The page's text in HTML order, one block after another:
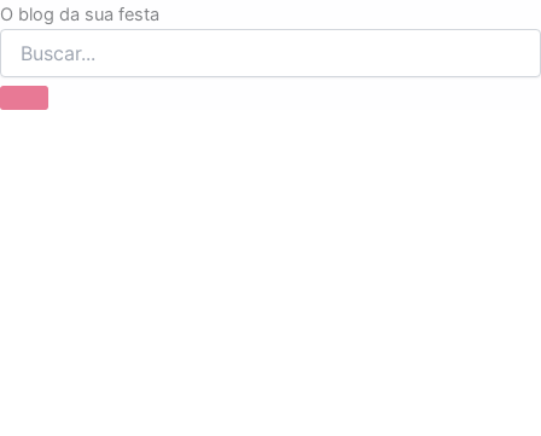
O blog da sua festa
Ir
para
o